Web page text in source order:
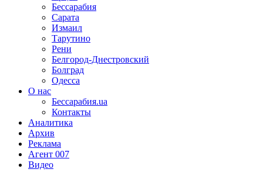
Бессарабия
Сарата
Измаил
Тарутино
Рени
Белгород-Днестровский
Болград
Одесса
О нас
Бессарабия.ua
Контакты
Аналитика
Архив
Реклама
Агент 007
Видео